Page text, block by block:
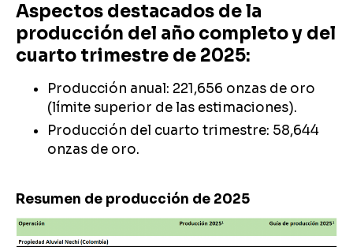
Aspectos destacados de la
producción del año completo y del
cuarto trimestre de 2025:
Producción anual: 221,656 onzas de oro
(límite superior de las estimaciones).
Producción del cuarto trimestre: 58,644
onzas de oro.
Resumen de producción de 2025